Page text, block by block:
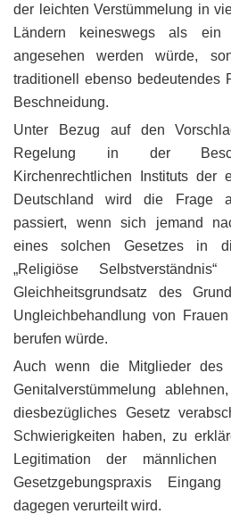
der leichten Verstümmelung in
Ländern keineswegs als ein
angesehen werden würde,
traditionell ebenso bedeutendes
Beschneidung.
Unter Bezug auf den
Regelung in der
Kirchenrechtlichen Instituts der
Deutschland wird die Frage
passiert, wenn sich jemand
eines solchen Gesetzes in
„Religiöse
Gleichheitsgrundsatz des
Ungleichbehandlung von
berufen würde.
Auch wenn die Mitglieder des
Genitalverstümmelung
diesbezügliches Gesetz
Schwierigkeiten haben, zu
Legitimation der
Gesetzgebungspraxis
dagegen verurteilt wird.